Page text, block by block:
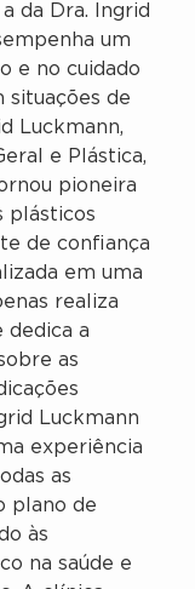
da Dra. Ingrid
um
e no cuidado
situações de
Luckmann,
e Plástica,
pioneira
plásticos
de confiança
em uma
realiza
dedica a
as
Luckmann
experiência
as
plano de
às
na saúde e